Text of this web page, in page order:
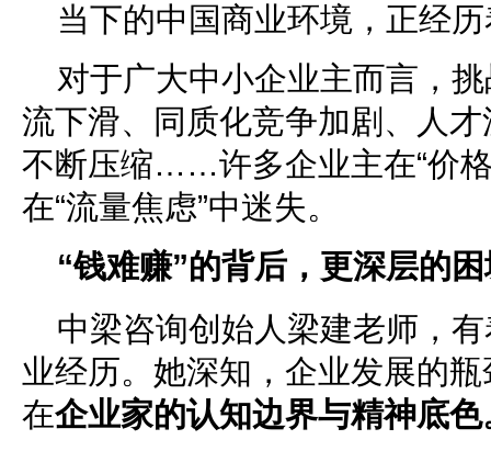
当下的中国商业环境，正经
对于广大中小企业主而言，
流下滑、同质化竞争加剧、人
不断压缩……许多企业主在“价
在“流量焦虑”中迷失。
“钱难赚”的背后，更深层的
中梁咨询创始人梁建老师，
业经历。她深知，企业发展的
在企业家的认知边界与精神底色